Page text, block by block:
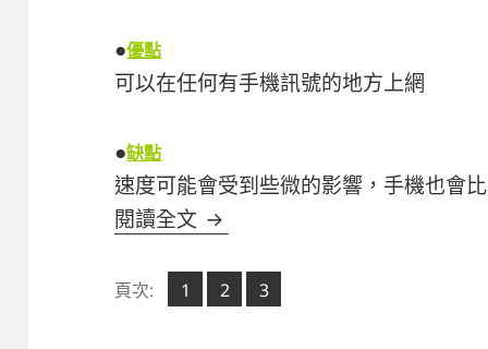
●優點
可以在任何有手機訊號的地方上網
●缺點
速度可能會受到些微的影響，手機也會
閱讀全文 Ubuntu 9.04 透過 iphone 藍
頁次:
頁
1 ,
頁
2 ,
頁
3